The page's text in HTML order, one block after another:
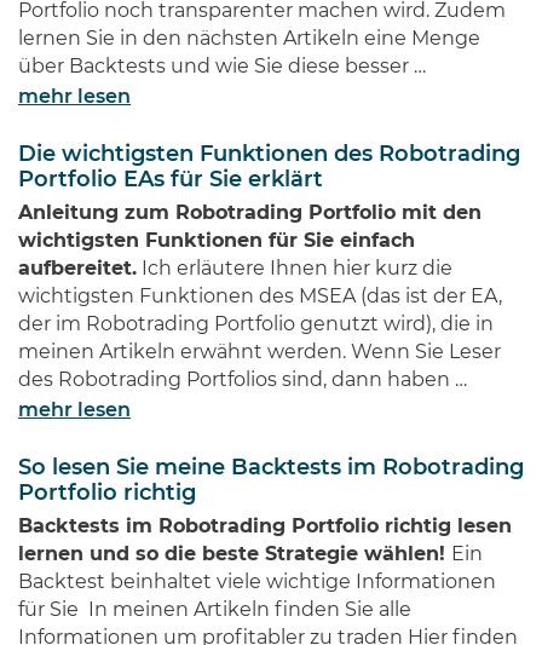
Portfolio noch transparenter machen wird. Zudem
lernen Sie in den nächsten Artikeln eine Menge
über Backtests und wie Sie diese besser …
mehr lesen
Die wichtigsten Funktionen des Robotrading
Portfolio EAs für Sie erklärt
Anleitung zum Robotrading Portfolio mit den
wichtigsten Funktionen für Sie einfach
aufbereitet. Ich erläutere Ihnen hier kurz die
wichtigsten Funktionen des MSEA (das ist der EA,
der im Robotrading Portfolio genutzt wird), die in
meinen Artikeln erwähnt werden. Wenn Sie Leser
des Robotrading Portfolios sind, dann haben …
mehr lesen
So lesen Sie meine Backtests im Robotrading
Portfolio richtig
Backtests im Robotrading Portfolio richtig lesen
lernen und so die beste Strategie wählen! Ein
Backtest beinhaltet viele wichtige Informationen
für Sie In meinen Artikeln finden Sie alle
Informationen um profitabler zu traden Hier finden